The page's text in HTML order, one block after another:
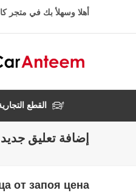
المحتوى
أهلا وسهلأ بك في متجر
القطع
إضافة تعليق جديد
от запоя цена